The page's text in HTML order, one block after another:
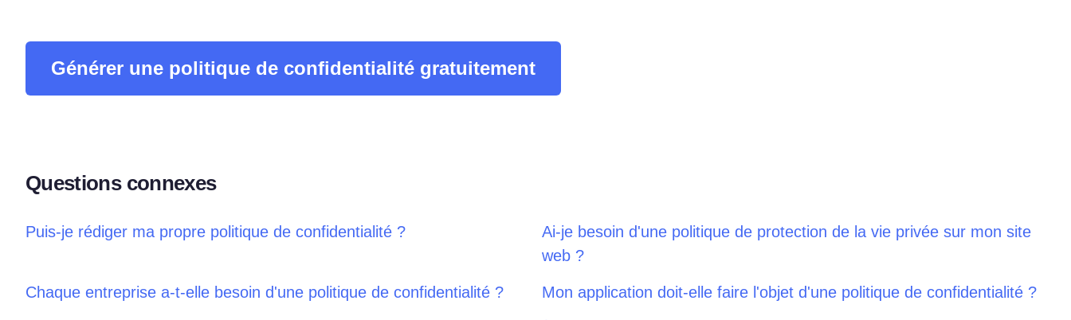
Générer une politique de confidentialité gratuitement
Questions connexes
Puis-je rédiger ma propre politique de confidentialité ?
Ai-je besoin d'une politique de protection de la vie privée sur mon site
web ?
Chaque entreprise a-t-elle besoin d'une politique de confidentialité ? Mon application doit-elle faire l'objet d'une politique de confidentialité ?